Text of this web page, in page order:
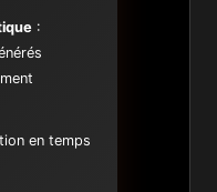
:
en temps